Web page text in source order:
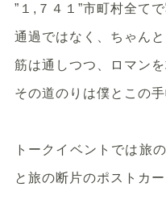
” １ , ７４１ ”市町村全て
通過ではなく、ちゃんと
筋は通しつつ、ロマンを
その道のりは僕とこの
トークイベントでは旅
と旅の断片のポストカ